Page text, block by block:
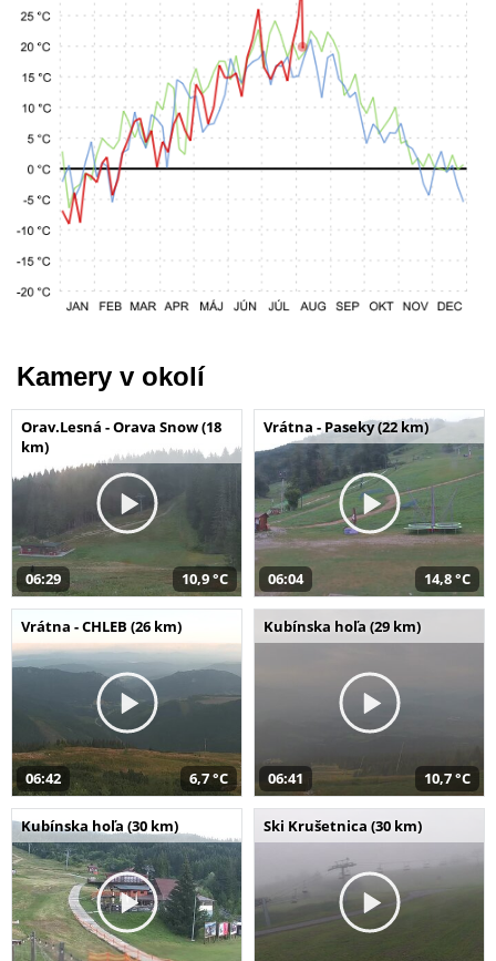
Kamery v okolí
Orav.Lesná - Orava Snow (18
km)
06:29 10,9 °C
Vrátna - Paseky (22 km)
06:04 14,8 °C
Vrátna - CHLEB (26 km)
06:42 6,7 °C
Kubínska hoľa (29 km)
06:41 10,7 °C
Kubínska hoľa (30 km) Ski Krušetnica (30 km)